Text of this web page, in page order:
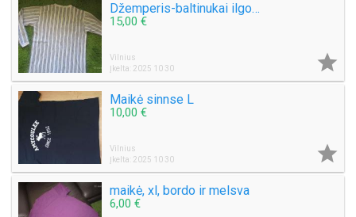
Džemperis-baltinukai ilgomis rankovėmis XL ir sportinė maikė xl
15,00 €
Vilnius
Įkelta: 2025 10 30

Maikė sinnse L
10,00 €
Vilnius
Įkelta: 2025 10 30

maikė, xl, bordo ir melsva
6,00 €